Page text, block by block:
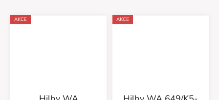
AKCE AKCE